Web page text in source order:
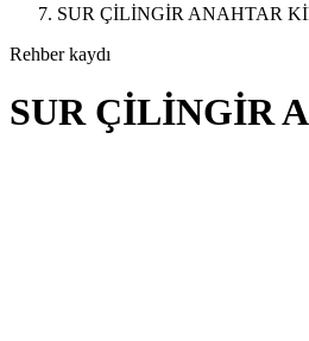
SUR ÇİLİNGİR ANAHTAR
Rehber kaydı
SUR ÇİLİNGİR